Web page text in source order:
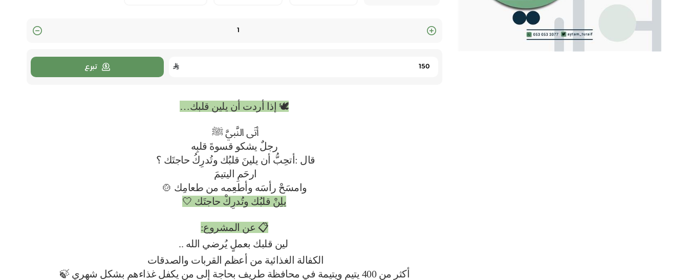
Quantity
تبرع
🕊️ إذا أردت أن يلين قلبك…
أتَى النَّبيَّ ﷺ
رجلٌ يشكو قسوةَ قلبِه
قال :أتحِبُّ أن يلينَ قلبُك وتُدرِكُ حاجتَك ؟
ارحَمِ اليتيمَ
وامسَحْ رأسَه وأطعِمه من طعامِك 🍲
يلِنْ قلبُك وتُدرِكْ حاجتَك 🤍
📋 عن المشروع:
لين قلبك بعملٍ يُرضي الله ..
الكفالة الغذائية من أعظم القربات والصدقات
أكثر من 400 يتيم ويتيمة في محافظة طريف بحاجة إلى من يكفل غذاءهم بشكل شهري 🍃